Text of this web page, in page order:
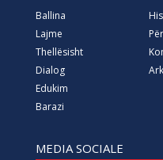
Ballina
Lajme
Thellësisht
Dialog
Edukim
Barazi
MEDIA SOCIALE